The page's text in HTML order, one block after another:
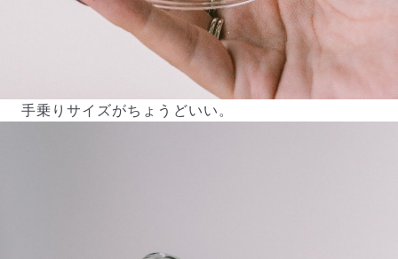
Q. 毎月自動でお花が届くサービスですか？
いいえ、毎月自動でお届けするサービスではありません。好
きな時に好きな花をご注文いただけます。
Q. 注文後にキャンセルできますか？
手乗りサイズがちょうどいい。